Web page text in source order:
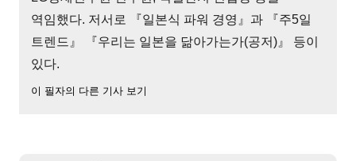
역임했다. 저서로 『일본식 파워 경영』과 『주5일
트렌드』 『우리는 일본을 닮아가는가(공저)』 등이
있다.
이 필자의 다른 기사 보기